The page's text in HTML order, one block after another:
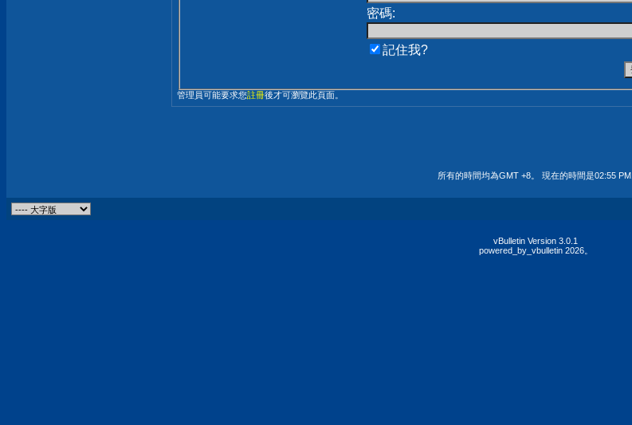
密碼:
記住我?
管理員可能要求您註冊後才可瀏覽此頁面。
所有的時間均為GMT +8。 現在的時間是02:55 PM
vBulletin Version 3.0.1
powered_by_vbulletin 2026。